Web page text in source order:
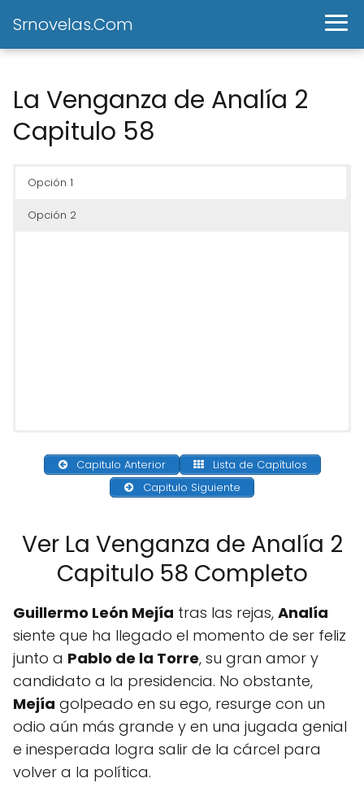
Srnovelas.Com
La Venganza de Analía 2
Capitulo 58
Opción 1
Opción 2
Capitulo Anterior
Lista de Capítulos
Capitulo Siguiente
Ver La Venganza de Analía 2
Capitulo 58 Completo
Guillermo León Mejía tras las rejas, Analía
siente que ha llegado el momento de ser feliz
junto a Pablo de la Torre, su gran amor y
candidato a la presidencia. No obstante,
Mejía golpeado en su ego, resurge con un
odio aún más grande y en una jugada genial
e inesperada logra salir de la cárcel para
volver a la política.